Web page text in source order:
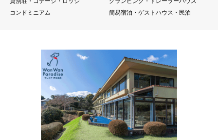
コンドミニアム
簡易宿泊・ゲストハウス・民泊